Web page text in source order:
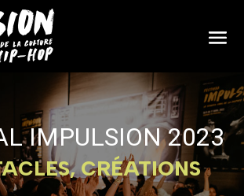
IMPULSION 2023
CRÉATIONS